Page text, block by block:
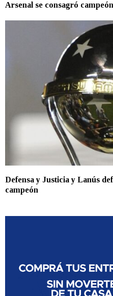
Arsenal se consagró
Defensa y Justicia y Lanús
campeón